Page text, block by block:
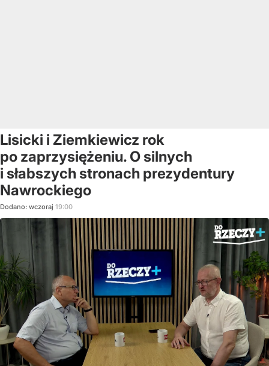
Lisicki i Ziemkiewicz rok
po zaprzysiężeniu. O silnych
i słabszych stronach prezydentury
Nawrockiego
Dodano: wczoraj 19:00